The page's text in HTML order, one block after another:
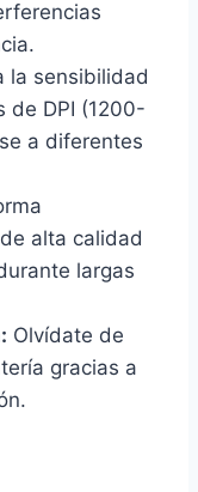
la sensibilidad
de DPI (1200-
a diferentes
alta calidad
largas
Olvídate de
gracias a